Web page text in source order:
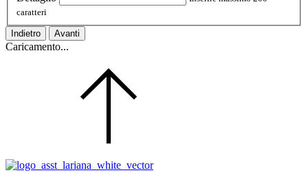
caratteri
Indietro Avanti
Caricamento...